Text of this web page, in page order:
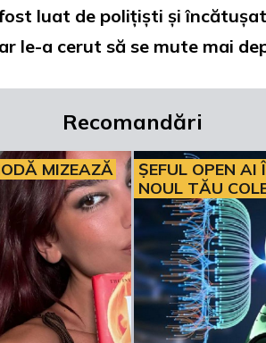
luat de polițiști și
le-a cerut să se mute mai
Recomandări
MIZEAZĂ
ȘEFUL OPEN AI
NOUL TĂU